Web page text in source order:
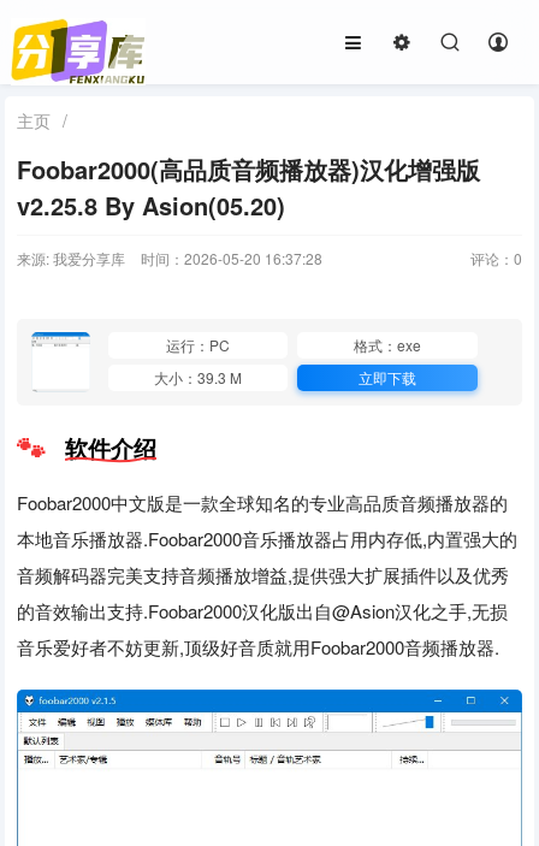
主页 /
Foobar2000(高品质音频播放器)汉化增强版
v2.25.8 By Asion(05.20)
来源: 我爱分享库 时间：2026-05-20 16:37:28 评论： 0
运行：PC
格式：exe
大小：39.3 M
立即下载
软件介绍
Foobar2000中文版是一款全球知名的专业高品质音频播放器的
本地音乐播放器.Foobar2000音乐播放器占用内存低,内置强大的
音频解码器完美支持音频播放增益,提供强大扩展插件以及优秀
的音效输出支持.Foobar2000汉化版出自@Asion汉化之手,无损
音乐爱好者不妨更新,顶级好音质就用Foobar2000音频播放器.